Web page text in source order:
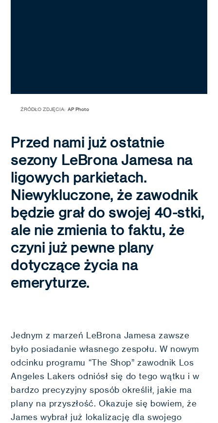
ŹRÓDŁO ZDJĘCIA: AP Photo
Przed nami już ostatnie
sezony LeBrona Jamesa na
ligowych parkietach.
Niewykluczone, że zawodnik
będzie grał do swojej 40-stki,
ale nie zmienia to faktu, że
czyni już pewne plany
dotyczące życia na
emeryturze.
Jednym z marzeń LeBrona Jamesa zawsze
było posiadanie własnego zespołu. W nowym
odcinku programu “The Shop” zawodnik Los
Angeles Lakers odniósł się do tego wątku i w
bardzo precyzyjny sposób określił, jakie ma
plany na przyszłość. Okazuje się bowiem, że
James wybrał już lokalizację dla swojego